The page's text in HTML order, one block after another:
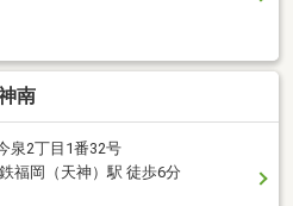
南
泉2丁目1番32号
福岡（天神）駅 徒歩6分